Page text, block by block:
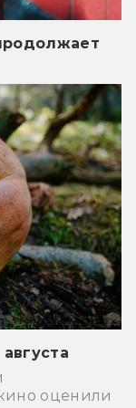
оценили